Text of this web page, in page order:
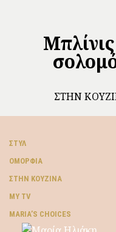
ΣΤΗΝ
ΣΤΥΛ
ΟΜΟΡΦΙΆ
ΣΤΗΝ ΚΟΥΖΊΝΑ
MY TV
ΜARIA’S CHOICES